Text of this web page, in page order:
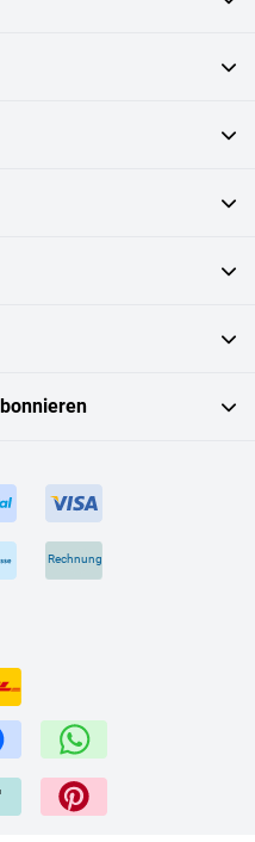
Rechnung